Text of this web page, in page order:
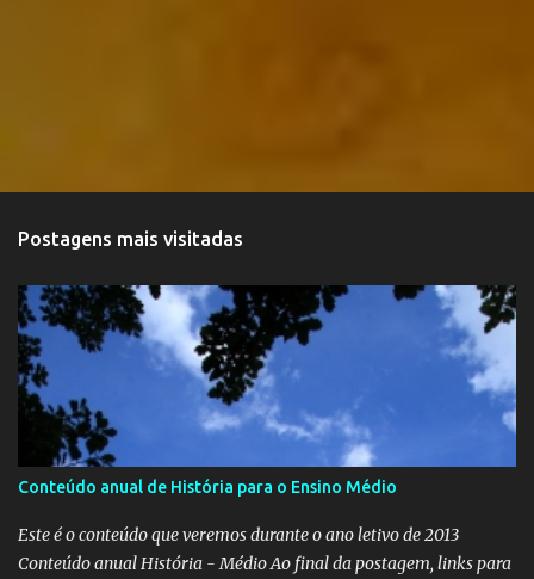
Postagens mais visitadas
Conteúdo anual de História para o Ensino Médio
Este é o conteúdo que veremos durante o ano letivo de 2013
Conteúdo anual História - Médio Ao final da postagem, links para